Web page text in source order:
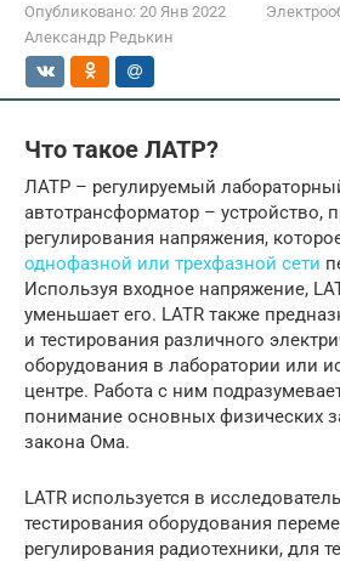
Опубликовано: 20 Янв 2022
Александр Редькин
Что такое ЛАТР?
ЛАТР – регулируемый
автотрансформатор – устройство,
регулирования напряжения,
однофазной или трехфазной сети
Используя входное напряжение,
уменьшает его. LATR также
и тестирования различного
оборудования в лаборатории или
центре. Работа с ним
понимание основных физических
закона Ома.
LATR используется в
тестирования оборудования
регулирования радиотехники, для